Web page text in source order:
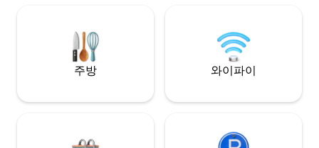
사이트의 네드 켈리의 마를로 코티지의 자
매 숙소이며 대규모 그룹을 위해 둘 다 예약
와이너리를 방문
노피 아래에서 모
즐겨보세요.
주방 와이파이